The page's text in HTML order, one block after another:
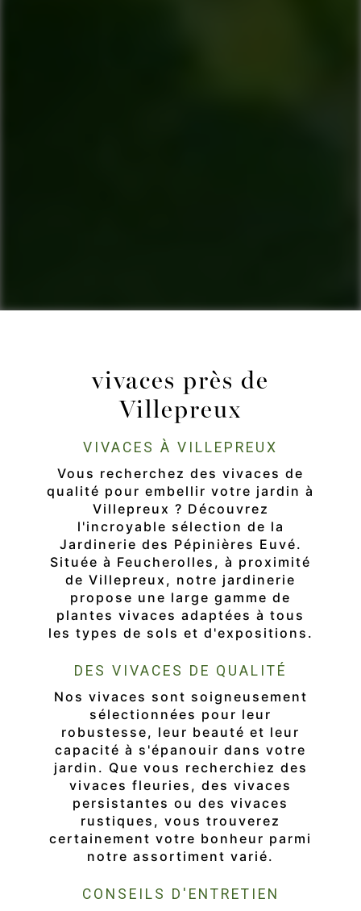
vivaces près de
Villepreux
VIVACES À VILLEPREUX
Vous recherchez des vivaces de
qualité pour embellir votre jardin à
Villepreux ? Découvrez
l'incroyable sélection de la
Jardinerie des Pépinières Euvé.
Située à Feucherolles, à proximité
de Villepreux, notre jardinerie
propose une large gamme de
plantes vivaces adaptées à tous
les types de sols et d'expositions.
DES VIVACES DE QUALITÉ
Nos vivaces sont soigneusement
sélectionnées pour leur
robustesse, leur beauté et leur
capacité à s'épanouir dans votre
jardin. Que vous recherchiez des
vivaces fleuries, des vivaces
persistantes ou des vivaces
rustiques, vous trouverez
certainement votre bonheur parmi
notre assortiment varié.
CONSEILS D'ENTRETIEN